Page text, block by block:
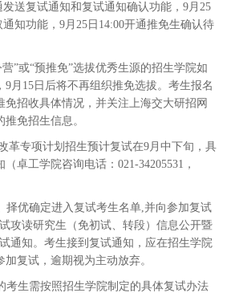
送复试通知和复试通知确认功能，9月25
通知功能，9月25日14:00开通推免生确认待
或“预推免”选拔优秀生源的招生学院如
9月15日后将不再组织推免选拔。考生报名
免招收具体情况，并关注上海交大研招网
免招生信息。
专项计划招生预计复试在9月中下旬，具
卓工学院咨询电话：021-34205531，
优确定进入复试考生名单,并向参加复试
攻读研究生（免初试、转段）信息公开暨
通知。考生接到复试通知，应在招生学院
复试，逾期视为主动放弃。
生需按照招生学院制定的具体复试办法